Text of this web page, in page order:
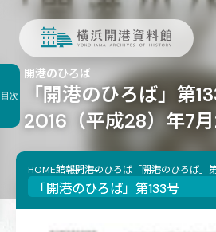
「開港のひろば」第
2016（平成28）年7
開港のひろば
HOME館報開港のひろば 「開港のひろば」
目次